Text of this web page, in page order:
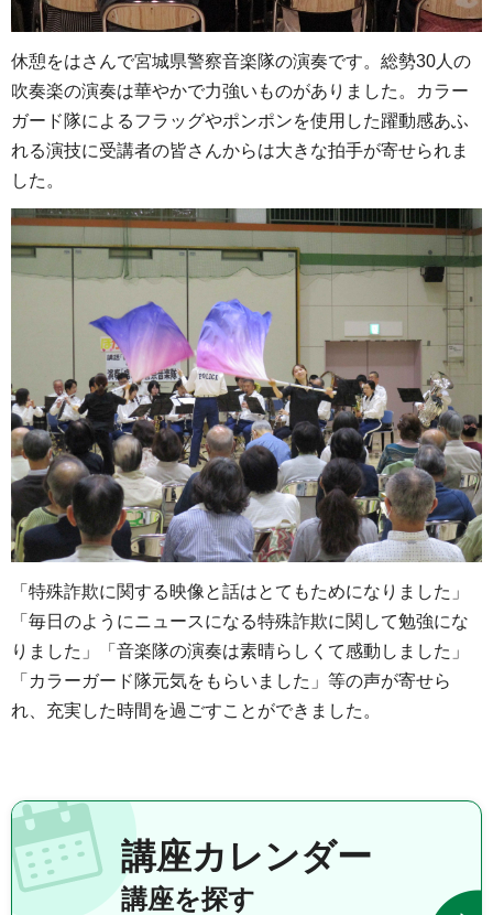
休憩をはさんで宮城県警察音楽隊の演奏です。総勢30人の
吹奏楽の演奏は華やかで力強いものがありました。カラー
ガード隊によるフラッグやポンポンを使用した躍動感あふ
れる演技に受講者の皆さんからは大きな拍手が寄せられま
した。
「特殊詐欺に関する映像と話はとてもためになりました」
「毎日のようにニュースになる特殊詐欺に関して勉強にな
りました」「音楽隊の演奏は素晴らしくて感動しました」
「カラーガード隊元気をもらいました」等の声が寄せら
れ、充実した時間を過ごすことができました。
講座カレンダー
講座を探す